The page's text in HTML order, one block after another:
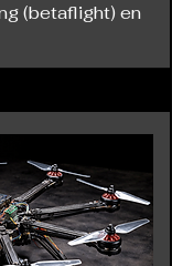
(betaflight) en